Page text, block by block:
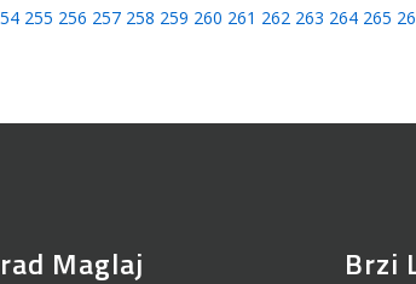
255 256 257 258 259 260 261 262 263 264 265
Maglaj Brzi